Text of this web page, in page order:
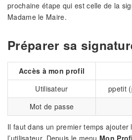
prochaine étape qui est celle de la
Madame le Maire.
Préparer sa
Accès à mon profil
Utilisateur
ppetit
Mot de passe
Il faut dans un premier temps ajouter